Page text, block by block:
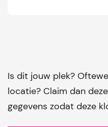
Is dit jouw plek?
locatie? Claim dan
gegevens zodat deze